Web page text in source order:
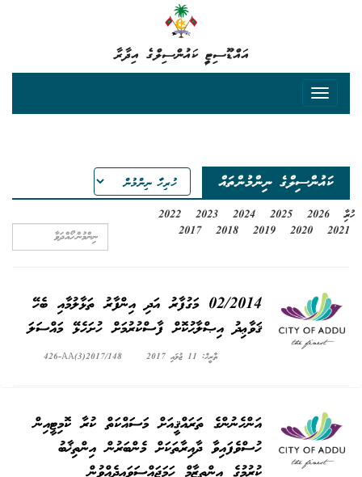
އައްޑޫސިޓީ ކައުންސިލްގެ އިދާރާ
ކައުންސިލްގެ ނިންމުންތައް
ހުރިހާ 2026
2025
2024
2023
2022
2021
2020
2019
2018
2017
02/2014 މަގުފާރު އަދި އިންފާރު ތަޅާލުމާއި ބެހޭ
ޤަވާޢިދު އިޞްލާޙުކޮށް ފާސްކުރުމަށް ހުށަހެޅޭ މައްސަލަ
ތާރީޚް: 11 ޖުލައި 2017 426-AA(3)2017/148
އަންހެނުންގެ ތަރައްޤީއަށް މަސައްކަތް ކުރާ ކޮމިޓީއިން
ހުސްވެފައިވާ ދާއިރާތަކަށް މެންބަރުން އިންތިޚާބު